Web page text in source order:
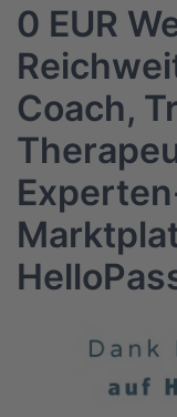
0 EUR
Coach,